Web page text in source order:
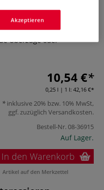
Effekt. Transparent,
Überzüge oder
10,54 €
0,25 l | 1 l: 42,16 €
inklusive 20% bzw. 10% MwSt,
ggf. zuzüglich Versandkosten.
Bestell-Nr.08-36915
Auf Lager.
In den Warenkorb
Artikel auf den Merkzettel
Akzeptieren